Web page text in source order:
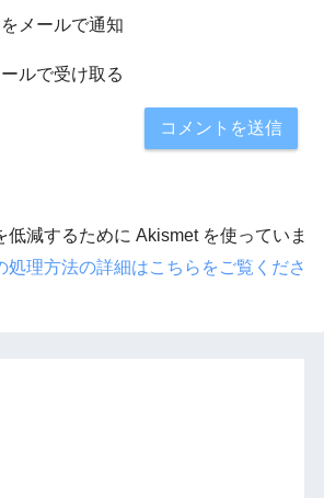
メールで通知
ルで受け取る
低減するために Akismet を使っていま
処理方法の詳細はこちらをご覧くださ